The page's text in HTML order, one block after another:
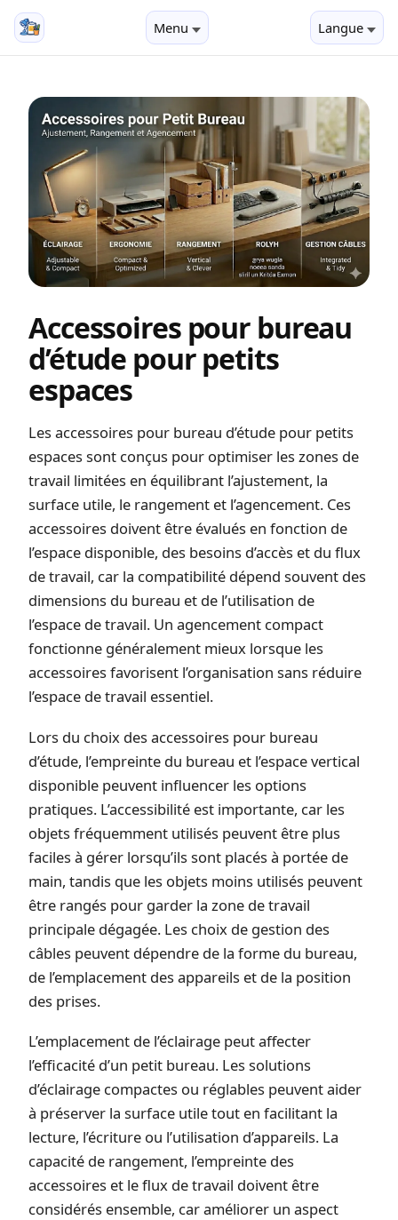
Menu Langue
Accessoires pour bureau
d’étude pour petits
espaces
Les accessoires pour bureau d’étude pour petits
espaces sont conçus pour optimiser les zones de
travail limitées en équilibrant l’ajustement, la
surface utile, le rangement et l’agencement. Ces
accessoires doivent être évalués en fonction de
l’espace disponible, des besoins d’accès et du flux
de travail, car la compatibilité dépend souvent des
dimensions du bureau et de l’utilisation de
l’espace de travail. Un agencement compact
fonctionne généralement mieux lorsque les
accessoires favorisent l’organisation sans réduire
l’espace de travail essentiel.
Lors du choix des accessoires pour bureau
d’étude, l’empreinte du bureau et l’espace vertical
disponible peuvent influencer les options
pratiques. L’accessibilité est importante, car les
objets fréquemment utilisés peuvent être plus
faciles à gérer lorsqu’ils sont placés à portée de
main, tandis que les objets moins utilisés peuvent
être rangés pour garder la zone de travail
principale dégagée. Les choix de gestion des
câbles peuvent dépendre de la forme du bureau,
de l’emplacement des appareils et de la position
des prises.
L’emplacement de l’éclairage peut affecter
l’efficacité d’un petit bureau. Les solutions
d’éclairage compactes ou réglables peuvent aider
à préserver la surface utile tout en facilitant la
lecture, l’écriture ou l’utilisation d’appareils. La
capacité de rangement, l’empreinte des
accessoires et le flux de travail doivent être
considérés ensemble, car améliorer un aspect